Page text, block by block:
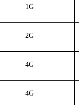
1G
2G
4G
4G